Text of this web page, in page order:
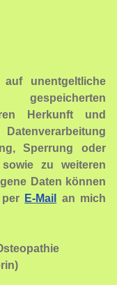
unentgeltliche
Herkunft und
Sperrung oder
zu weiteren
Daten können
E-Mail
an mich